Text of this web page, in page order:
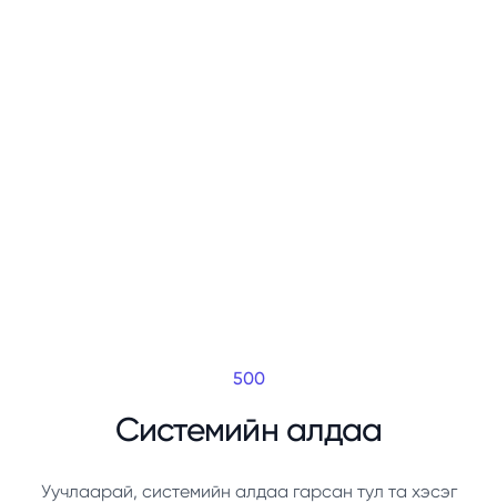
500
Системийн алдаа
Уучлаарай, системийн алдаа гарсан тул та хэсэг